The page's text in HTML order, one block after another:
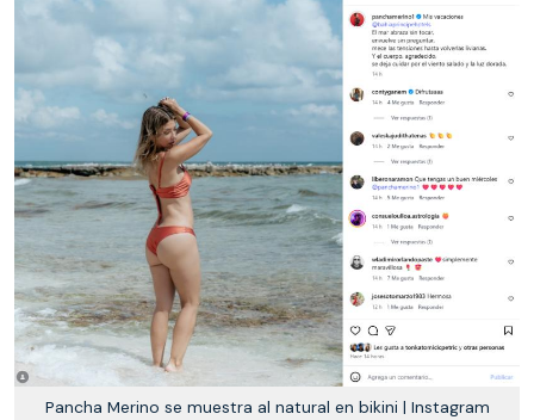
Pancha Merino se muestra al natural en bikini | Instagram